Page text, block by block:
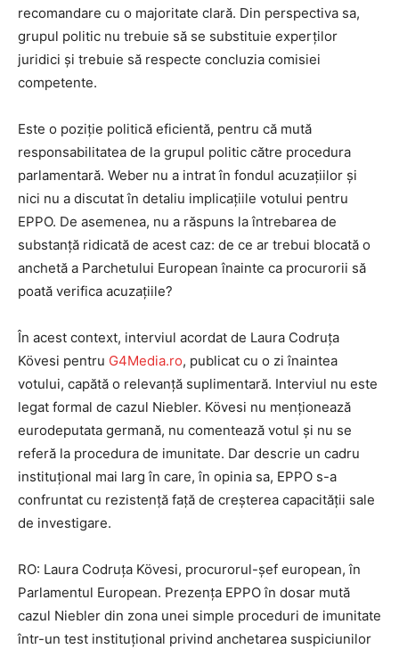
recomandare cu o majoritate clară. Din perspectiva sa,
grupul politic nu trebuie să se substituie experților
juridici și trebuie să respecte concluzia comisiei
competente.
Este o poziție politică eficientă, pentru că mută
responsabilitatea de la grupul politic către procedura
parlamentară. Weber nu a intrat în fondul acuzațiilor și
nici nu a discutat în detaliu implicațiile votului pentru
EPPO. De asemenea, nu a răspuns la întrebarea de
substanță ridicată de acest caz: de ce ar trebui blocată o
anchetă a Parchetului European înainte ca procurorii să
poată verifica acuzațiile?
În acest context, interviul acordat de Laura Codruța
Kövesi pentru G4Media.ro, publicat cu o zi înaintea
votului, capătă o relevanță suplimentară. Interviul nu este
legat formal de cazul Niebler. Kövesi nu menționează
eurodeputata germană, nu comentează votul și nu se
referă la procedura de imunitate. Dar descrie un cadru
instituțional mai larg în care, în opinia sa, EPPO s-a
confruntat cu rezistență față de creșterea capacității sale
de investigare.
RO: Laura Codruța Kövesi, procurorul-șef european, în
Parlamentul European. Prezența EPPO în dosar mută
cazul Niebler din zona unei simple proceduri de imunitate
într-un test instituțional privind anchetarea suspiciunilor